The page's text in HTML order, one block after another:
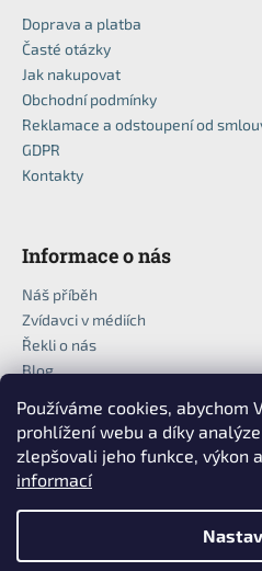
Používáme cookies, abychom
prohlížení webu a díky
zlepšovali jeho funkce, výkon
informací
Doprava a platba
Časté otázky
Jak nakupovat
Obchodní podmínky
Reklamace a odstoupení od
GDPR
Kontakty
Informace o nás
Náš příběh
Zvídavci v médiích
Řekli o nás
Blog